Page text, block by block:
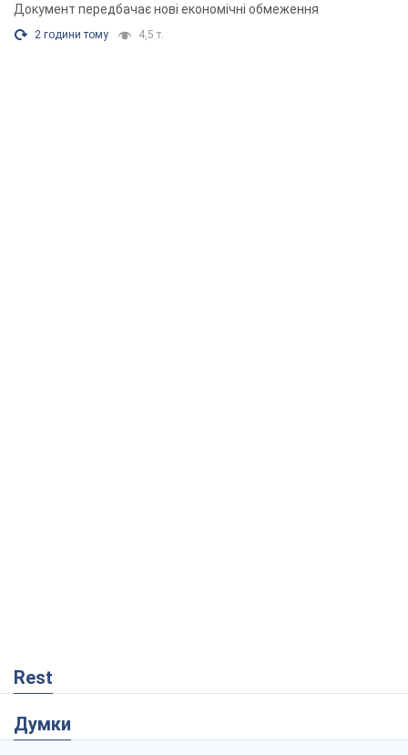
Документ передбачає нові економічні обмеження
2 години тому 4,5 т.
Rest
Думки